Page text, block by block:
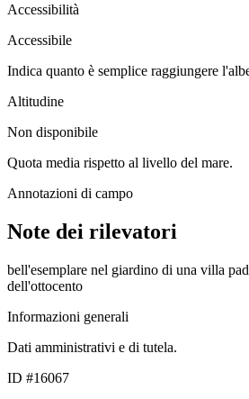
Accessibilità
Accessibile
Indica quanto è semplice raggiungere
Altitudine
Non disponibile
Quota media rispetto al livello del mare.
Annotazioni di campo
Note dei rilevatori
bell'esemplare nel giardino di una villa
dell'ottocento
Informazioni generali
Dati amministrativi e di tutela.
ID #16067